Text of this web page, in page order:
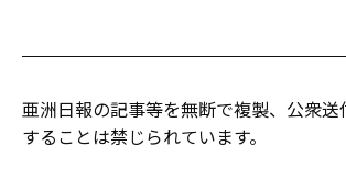
亜洲日報の記事等を無断で複製、公衆送
することは禁じられています。